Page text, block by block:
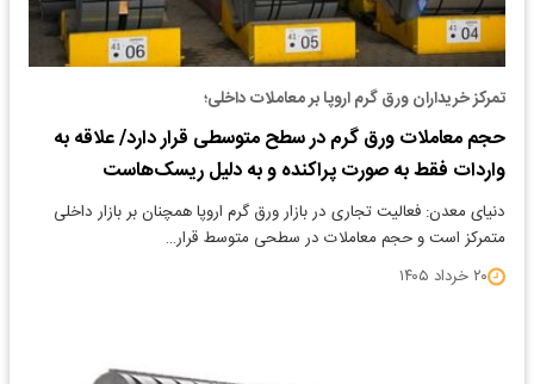
تمرکز خریداران ورق گرم اروپا بر معاملات داخلی؛
حجم معاملات ورق گرم در سطح متوسطی قرار دارد/ علاقه به
واردات فقط به صورت پراکنده و به دلیل ریسک‌هاست
دنیای معدن: فعالیت تجاری در بازار ورق گرم اروپا همچنان بر بازار داخلی
متمرکز است و حجم معاملات در سطحی متوسط قرار…
۲۰ خرداد ۱۴۰۵